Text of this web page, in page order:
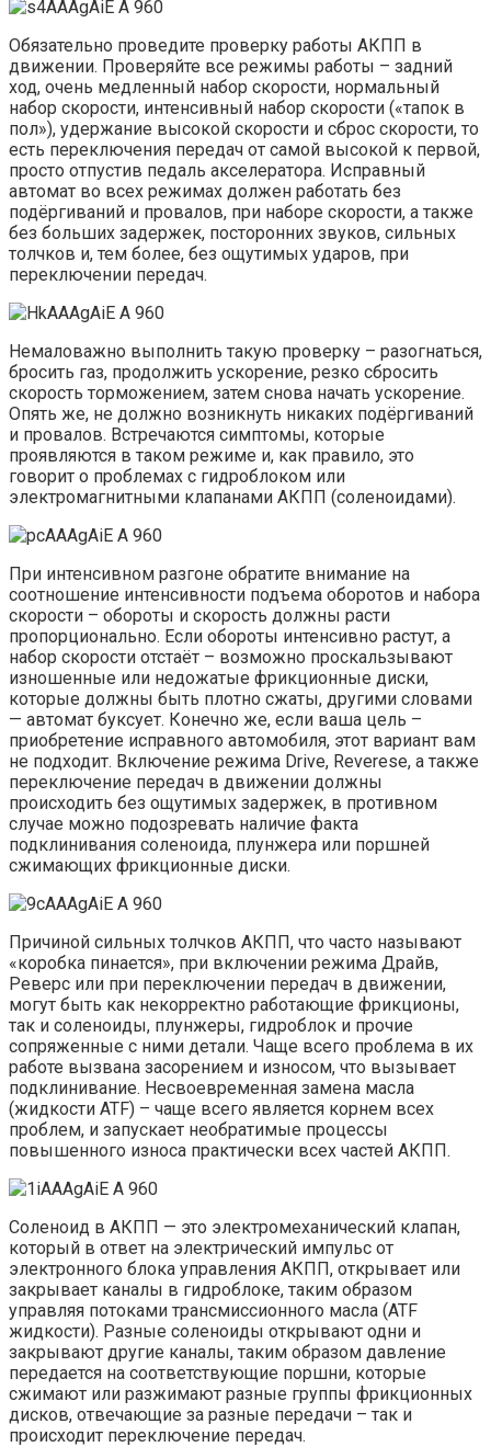
Обязательно проведите проверку работы АКПП в
движении. Проверяйте все режимы работы – задний
ход, очень медленный набор скорости, нормальный
набор скорости, интенсивный набор скорости («тапок в
пол»), удержание высокой скорости и сброс скорости, то
есть переключения передач от самой высокой к первой,
просто отпустив педаль акселератора. Исправный
автомат во всех режимах должен работать без
подёргиваний и провалов, при наборе скорости, а также
без больших задержек, посторонних звуков, сильных
толчков и, тем более, без ощутимых ударов, при
переключении передач.
Немаловажно выполнить такую проверку – разогнаться,
бросить газ, продолжить ускорение, резко сбросить
скорость торможением, затем снова начать ускорение.
Опять же, не должно возникнуть никаких подёргиваний
и провалов. Встречаются симптомы, которые
проявляются в таком режиме и, как правило, это
говорит о проблемах с гидроблоком или
электромагнитными клапанами АКПП (соленоидами).
При интенсивном разгоне обратите внимание на
соотношение интенсивности подъема оборотов и набора
скорости – обороты и скорость должны расти
пропорционально. Если обороты интенсивно растут, а
набор скорости отстаёт – возможно проскальзывают
изношенные или недожатые фрикционные диски,
которые должны быть плотно сжаты, другими словами
— автомат буксует. Конечно же, если ваша цель –
приобретение исправного автомобиля, этот вариант вам
не подходит. Включение режима Drive, Reverese, а также
переключение передач в движении должны
происходить без ощутимых задержек, в противном
случае можно подозревать наличие факта
подклинивания соленоида, плунжера или поршней
сжимающих фрикционные диски.
Причиной сильных толчков АКПП, что часто называют
«коробка пинается», при включении режима Драйв,
Реверс или при переключении передач в движении,
могут быть как некорректно работающие фрикционы,
так и соленоиды, плунжеры, гидроблок и прочие
сопряженные с ними детали. Чаще всего проблема в их
работе вызвана засорением и износом, что вызывает
подклинивание. Несвоевременная замена масла
(жидкости ATF) – чаще всего является корнем всех
проблем, и запускает необратимые процессы
повышенного износа практически всех частей АКПП.
Соленоид в АКПП — это электромеханический клапан,
который в ответ на электрический импульс от
электронного блока управления АКПП, открывает или
закрывает каналы в гидроблоке, таким образом
управляя потоками трансмиссионного масла (ATF
жидкости). Разные соленоиды открывают одни и
закрывают другие каналы, таким образом давление
передается на соответствующие поршни, которые
сжимают или разжимают разные группы фрикционных
дисков, отвечающие за разные передачи – так и
происходит переключение передач.